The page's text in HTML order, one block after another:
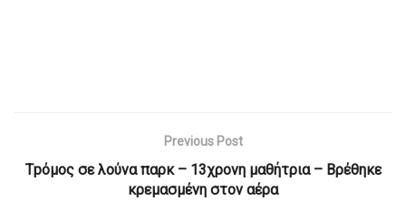
Previous Post
Τpόμος σε λούνα παρκ – 13χρονη μαθήτρια – Βρέθηκε
κρεμασμένη στον αέρα